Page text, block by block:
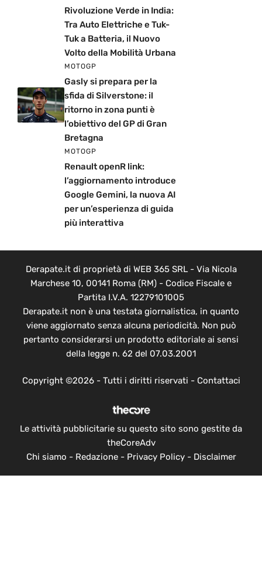
Rivoluzione Verde in India:
Tra Auto Elettriche e Tuk-
Tuk a Batteria, il Nuovo
Volto della Mobilità Urbana
MOTOGP
Gasly si prepara per la
sfida di Silverstone: il
ritorno in zona punti è
l’obiettivo del GP di Gran
Bretagna
MOTOGP
Renault openR link:
l’aggiornamento introduce
Google Gemini, la nuova AI
per un’esperienza di guida
più interattiva
Derapate.it di proprietà di WEB 365 SRL - Via Nicola
Marchese 10, 00141 Roma (RM) - Codice Fiscale e
Partita I.V.A. 12279101005
Derapate.it non è una testata giornalistica, in quanto
viene aggiornato senza alcuna periodicità. Non può
pertanto considerarsi un prodotto editoriale ai sensi
della legge n. 62 del 07.03.2001
Copyright ©2026 - Tutti i diritti riservati - Contattaci
Le attività pubblicitarie su questo sito sono gestite da
theCoreAdv
Chi siamo - Redazione- Privacy Policy- Disclaimer